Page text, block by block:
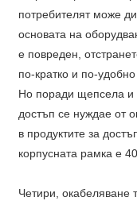
потребителят може
основата на
е повреден,
по-кратко и по-
Но поради щепсела и
достъп се нуждае от
в продуктите за
корпусната рамка е
Четири, окабеляване